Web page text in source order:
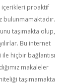
içerikleri proaktif
bulunmamaktadır.
taşımakta olup,
Bu internet
hiçbir bağlantısı
makaleler
taşımamakta